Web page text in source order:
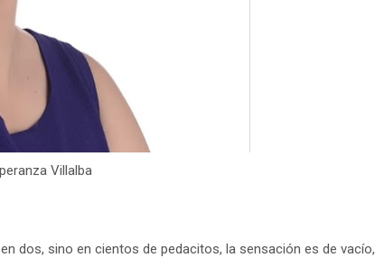
Villalba
dos, sino en cientos de pedacitos, la sensación es de vacío,